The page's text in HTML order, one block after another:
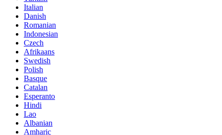
Italian
Danish
Romanian
Indonesian
Czech
Afrikaans
Swedish
Polish
Basque
Catalan
Esperanto
Hindi
Lao
Albanian
Amharic